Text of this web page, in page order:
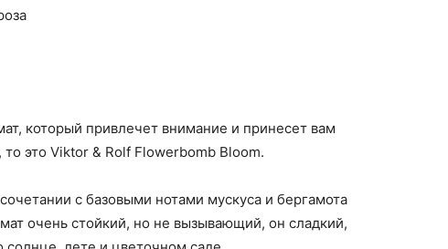
который привлечет внимание и принесет вам
это Viktor & Rolf Flowerbomb Bloom.
с базовыми нотами мускуса и бергамота
очень стойкий, но не вызывающий, он сладкий,